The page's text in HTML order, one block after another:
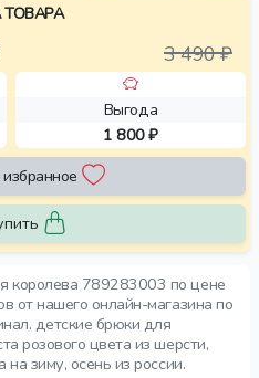
королева 789283003 по цене
от нашего онлайн-магазина по
детские брюки для
розового цвета из шерсти,
зиму, осень из россии.
3 490 ₽
Выгода
1 800 ₽